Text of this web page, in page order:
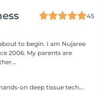
45
to begin. I am Nujaree
2006. My parents are
Massage Technique: A targeted, hands-on deep tissue technique designed to ease muscle tightness and soothe everyday physical tension. Recommended for those spending long hours at a desk, this approach aims to gently stretch the fascia, melt away muscle stiffness, and use comforting relaxation techniques to calm the nervous system and restore physical harmony.